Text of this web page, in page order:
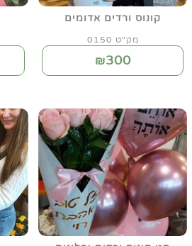
קונוס ורדים אדומים
מק"ט 0150
₪300